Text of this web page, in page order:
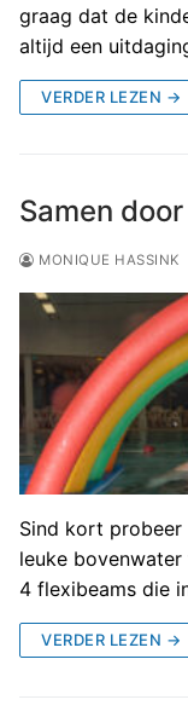
graag dat de
altijd een
VERDER LEZEN →
Samen
MONIQUE HASSINK
Sind kort
leuke
4 flexibeams die
VERDER LEZEN →